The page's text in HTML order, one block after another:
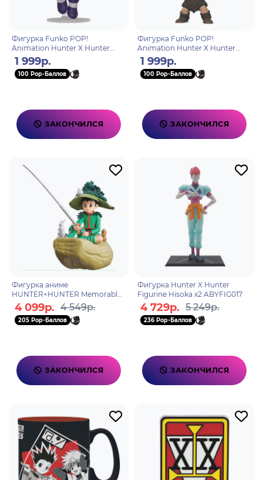
Фигурка Funko POP!
Animation Hunter Х Hunter
Silva Zoldyck (1727) 80348
1 999р.
100 Pop-Баллов
ЗАКОНЧИЛСЯ
Фигурка Funko POP!
Animation Hunter Х Hunter
Uvogin (1724) 80345
1 999р.
100 Pop-Баллов
ЗАКОНЧИЛСЯ
Фигурка аниме
HUNTER×HUNTER Memorable
Saga Special Гон Фрикс Gon
11см 88049
4 099р. 4 549р.
205 Pop-Баллов
ЗАКОНЧИЛСЯ
Фигурка Hunter X Hunter
Figurine Hisoka x2 ABYFIG017
4 729р. 5 249р.
236 Pop-Баллов
ЗАКОНЧИЛСЯ